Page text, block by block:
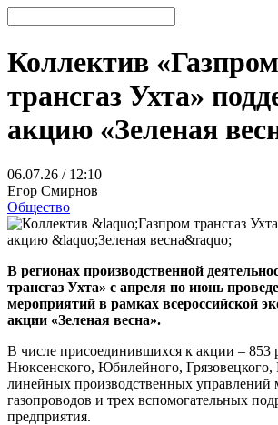
Коллектив «Газпром
трансгаз Ухта»
акцию «Зеленая
06.07.26 / 12:10
Егор Смирнов
Общество
В регионах производственной
трансгаз Ухта» с апреля по июнь
мероприятий в рамках всероссийской
акции «Зеленая весна».
В числе присоединившихся к акции – 853
Нюксенского, Юбилейного,
линейных производственных управлений
газопроводов и трех вспомогательных
предприятия.